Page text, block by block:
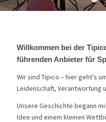
Willkommen bei der
führenden Anbieter für
Wir sind Tipico – hier geht’s
Leidenschaft, Verantwortung
Unsere Geschichte begann
Idee und einem kleinen